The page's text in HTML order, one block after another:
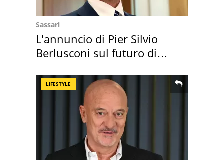
Sassari
L'annuncio di Pier Silvio
Berlusconi sul futuro di
LIFESTYLE